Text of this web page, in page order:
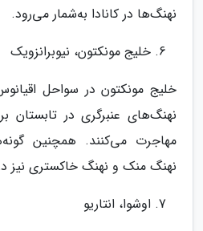
نهنگ‌ها در کانادا به‌شمار می‌رود.
خلیج مونکتون، نیوبرانزویک
خلیج مونکتون در سواحل
نهنگ‌های عنبرگری در تابستان
مهاجرت می‌کنند. همچنین
نهنگ منک و نهنگ خاکستری نیز
اوشوا، انتاریو